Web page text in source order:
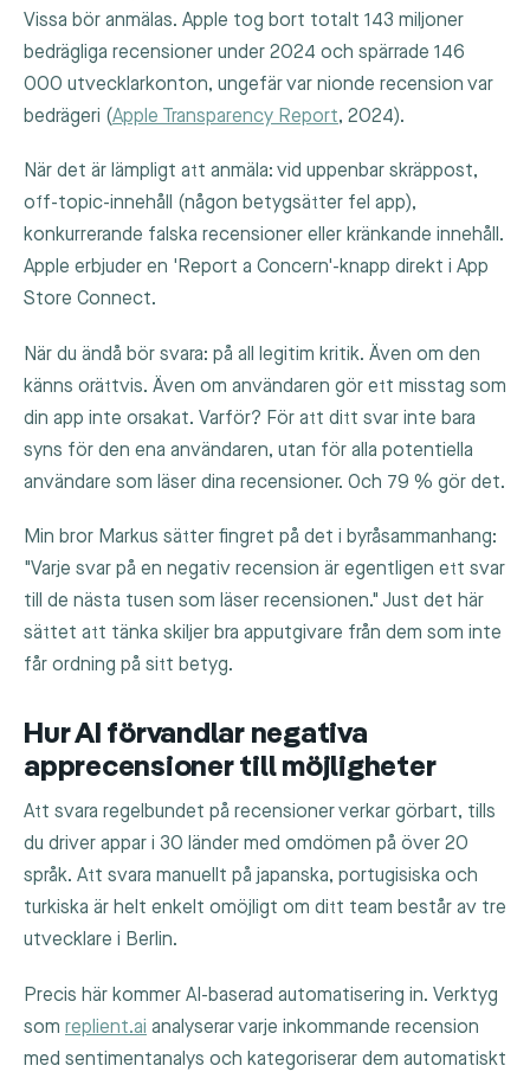
Vissa bör anmälas. Apple tog bort totalt 143 miljoner
bedrägliga recensioner under 2024 och spärrade 146
000 utvecklarkonton, ungefär var nionde recension var
bedrägeri (Apple Transparency Report, 2024).
När det är lämpligt att anmäla: vid uppenbar skräppost,
off-topic-innehåll (någon betygsätter fel app),
konkurrerande falska recensioner eller kränkande innehåll.
Apple erbjuder en 'Report a Concern'-knapp direkt i App
Store Connect.
När du ändå bör svara: på all legitim kritik. Även om den
känns orättvis. Även om användaren gör ett misstag som
din app inte orsakat. Varför? För att ditt svar inte bara
syns för den ena användaren, utan för alla potentiella
användare som läser dina recensioner. Och 79 % gör det.
Min bror Markus sätter fingret på det i byråsammanhang:
"Varje svar på en negativ recension är egentligen ett svar
till de nästa tusen som läser recensionen." Just det här
sättet att tänka skiljer bra apputgivare från dem som inte
får ordning på sitt betyg.
Hur AI förvandlar negativa
apprecensioner till möjligheter
Att svara regelbundet på recensioner verkar görbart, tills
du driver appar i 30 länder med omdömen på över 20
språk. Att svara manuellt på japanska, portugisiska och
turkiska är helt enkelt omöjligt om ditt team består av tre
utvecklare i Berlin.
Precis här kommer AI-baserad automatisering in. Verktyg
som replient.ai analyserar varje inkommande recension
med sentimentanalys och kategoriserar dem automatiskt